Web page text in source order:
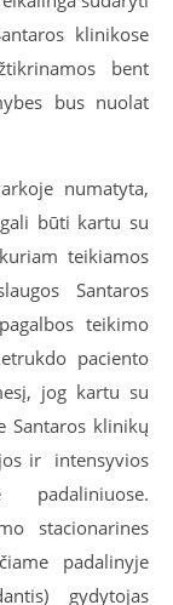
klinikose
bent
bus nuolat
numatyta,
būti kartu su
teikiamos
Santaros
teikimo
paciento
jog kartu su
Santaros klinikų
ir intensyvios
padaliniuose.
stacionarines
padalinyje
gydytojas